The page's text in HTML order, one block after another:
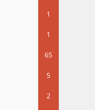
1
1
65
5
2